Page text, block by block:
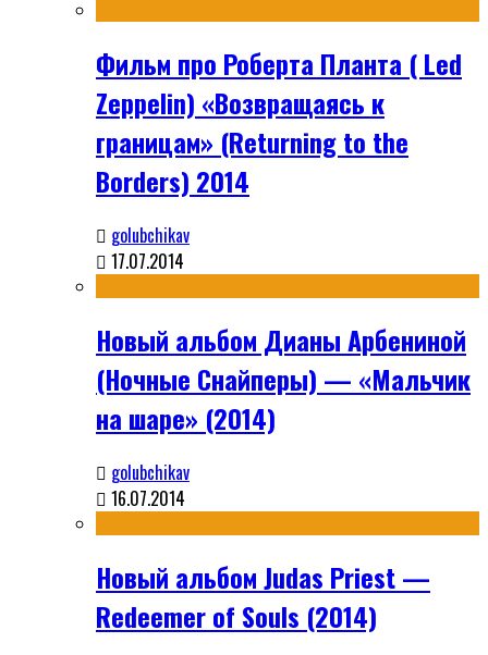
Фильм про Роберта Планта ( Led
Zeppelin) «Возвращаясь к
границам» (Returning to the
Borders) 2014
golubchikav
17.07.2014
Новый альбом Дианы Арбениной
(Ночные Снайперы) — «Мальчик
на шаре» (2014)
golubchikav
16.07.2014
Новый альбом Judas Priest —
Redeemer of Souls (2014)